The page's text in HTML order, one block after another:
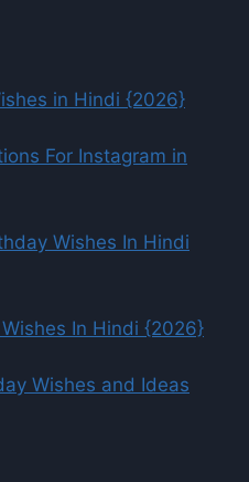
in Hindi {2026}
For Instagram in
Wishes In Hindi
In Hindi {2026}
Wishes and Ideas